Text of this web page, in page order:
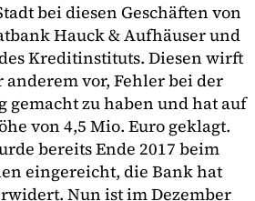
bei diesen Geschäften von
Hauck & Aufhäuser und
Kreditinstituts. Diesen wirft
vor, Fehler bei der
zu haben und hat auf
von 4,5 Mio. Euro geklagt.
bereits Ende 2017 beim
eingereicht, die Bank hat
Nun ist im Dezember